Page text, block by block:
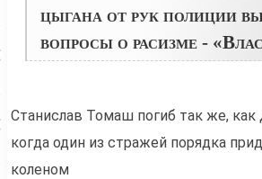
цыгана от рук полиции
вопросы о расизме -
Станислав Томаш погиб так же,
когда один из стражей порядка
коленом